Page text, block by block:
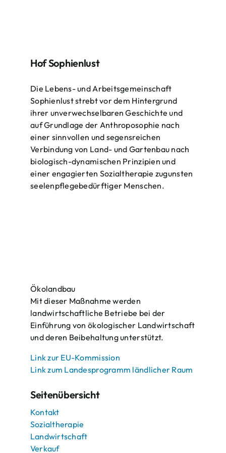
Hof Sophienlust
Die Lebens- und Arbeitsgemeinschaft
Sophienlust strebt vor dem Hintergrund
ihrer unverwechselbaren Geschichte und
auf Grundlage der Anthroposophie nach
einer sinnvollen und segensreichen
Verbindung von Land- und Gartenbau nach
biologisch-dynamischen Prinzipien und
einer engagierten Sozialtherapie zugunsten
seelenpflegebedürftiger Menschen.
Ökolandbau
Mit dieser Maßnahme werden
landwirtschaftliche Betriebe bei der
Einführung von ökologischer Landwirtschaft
und deren Beibehaltung unterstützt.
Link zur EU-Kommission
Link zum Landesprogramm ländlicher Raum
Seitenübersicht
Kontakt
Sozialtherapie
Landwirtschaft
Verkauf